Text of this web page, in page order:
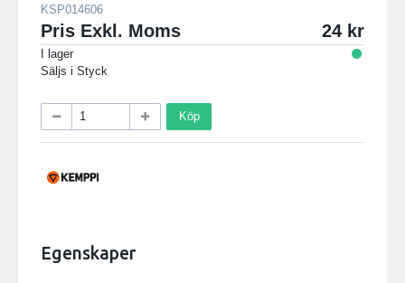
KSP014606
Pris Exkl. Moms 24
I lager
Säljs i Styck
Köp
Egenskaper